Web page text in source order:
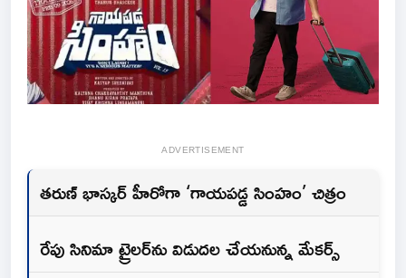
ADVERTISEMENT
తరుణ్ భాస్కర్ హీరోగా ‘గాయపడ్డ సింహం’ చిత్రం
రేపు సినిమా ట్రైలర్‌ను విడుదల చేయనున్న మేకర్స్